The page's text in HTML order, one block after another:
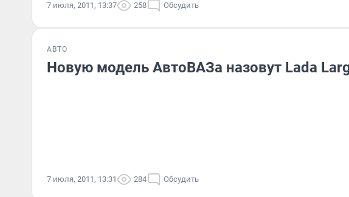
7 июля, 2011, 13:37 258 Обсудить
АВТО
Новую модель АвтоВАЗа назовут Lada
7 июля, 2011, 13:31 284 Обсудить